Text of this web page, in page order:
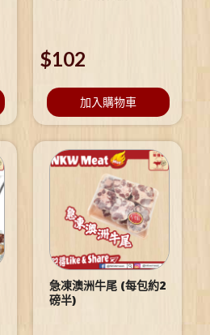
$102
加入購物車
急凍澳洲牛尾 (每包約2
磅半)